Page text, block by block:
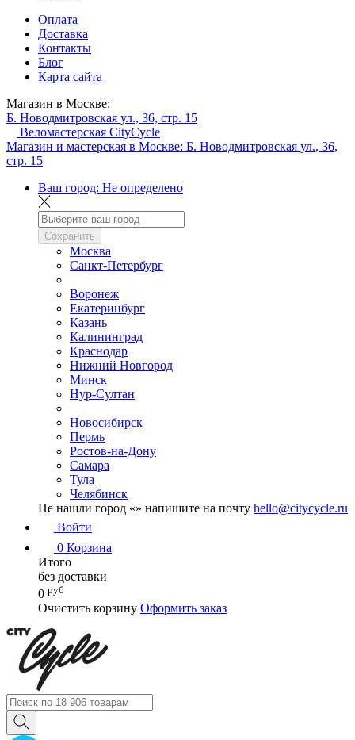
Оплата
Доставка
Контакты
Блог
Карта сайта
Магазин в Москве:
Б. Новодмитровская ул., 36, стр. 15
Веломастерская CityCycle
Магазин и мастерская в Москве: Б. Новодмитровская ул., 36,
стр. 15
Ваш город: Не определено
Сохранить
Москва
Санкт-Петербург
Воронеж
Екатеринбург
Казань
Калининград
Краснодар
Нижний Новгород
Минск
Нур-Султан
Новосибирск
Пермь
Ростов-на-Дону
Самара
Тула
Челябинск
Не нашли город «» напишите на почту hello@citycycle.ru
Войти
0 Корзина
Итого
без доставки
0 руб
Очистить корзину Оформить заказ